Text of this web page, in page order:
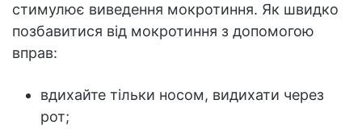
стимулює виведення мокротиння. Як швидко
позбавитися від мокротиння з допомогою
вправ:
вдихайте тільки носом, видихати через
рот;